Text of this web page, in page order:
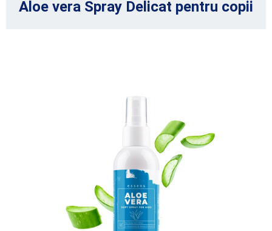
Aloe vera Spray Delicat pentru copii